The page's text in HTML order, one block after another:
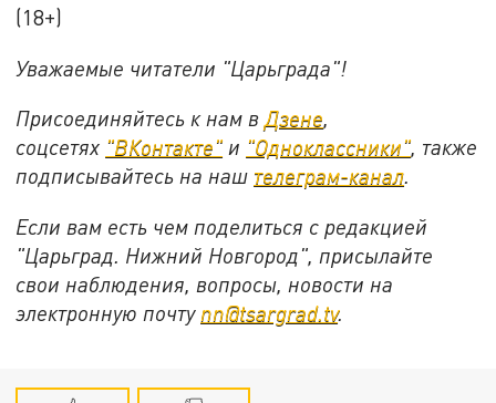
(18+)
Уважаемые читатели "Царьграда"!
Присоединяйтесь к нам вДзене,
соцсетях "ВКонтакте" и "Одноклассники", также
подписывайтесь на наш телеграм-канал.
Если вам есть чем поделиться с редакцией
"Царьград. Нижний Новгород", присылайте
свои наблюдения, вопросы, новости на
электронную почту nn@tsargrad.tv.